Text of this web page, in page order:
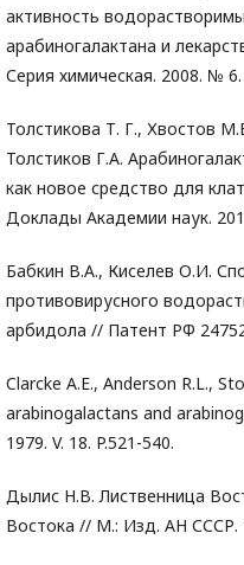
активность
арабиногалактана и
Серия химическая. 2008. №
Толстикова Т. Г., Хвостов
Толстиков Г.А.
как новое средство для
Доклады Академии наук.
Бабкин В.А., Киселев О.И.
противовирусного
арбидола // Патент РФ
Clarcke A.E., Anderson R.L.,
arabinogalactans and
1979. V. 18. P.521-540.
Дылис Н.В. Лиственница
Востока // М.: Изд. АН СССР.